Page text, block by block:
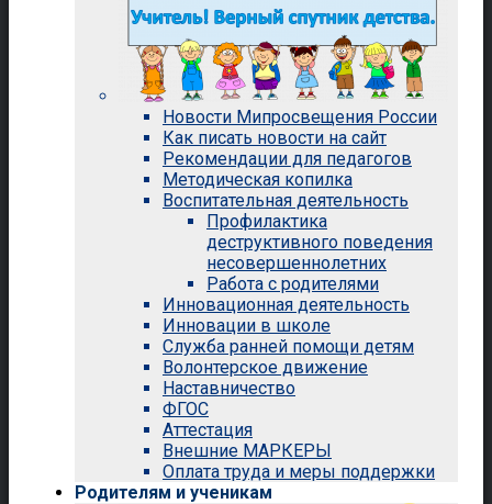
Новости Мипросвещения России
Как писать новости на сайт
Рекомендации для педагогов
Методическая копилка
Воспитательная деятельность
Профилактика
деструктивного поведения
несовершеннолетних
Работа с родителями
Инновационная деятельность
Инновации в школе
Служба ранней помощи детям
Волонтерское движение
Наставничество
ФГОС
Аттестация
Внешние МАРКЕРЫ
Оплата труда и меры поддержки
Родителям и ученикам